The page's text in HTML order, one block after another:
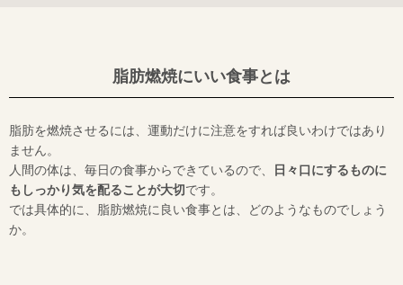
脂肪燃焼にいい食事とは
脂肪を燃焼させるには、運動だけに注意をすれば良いわけではあり
ません。
人間の体は、毎日の食事からできているので、
日々口にするものに
もしっかり気を配ることが大切です。
では具体的に、脂肪燃焼に良い食事とは、どのようなものでしょう
か。